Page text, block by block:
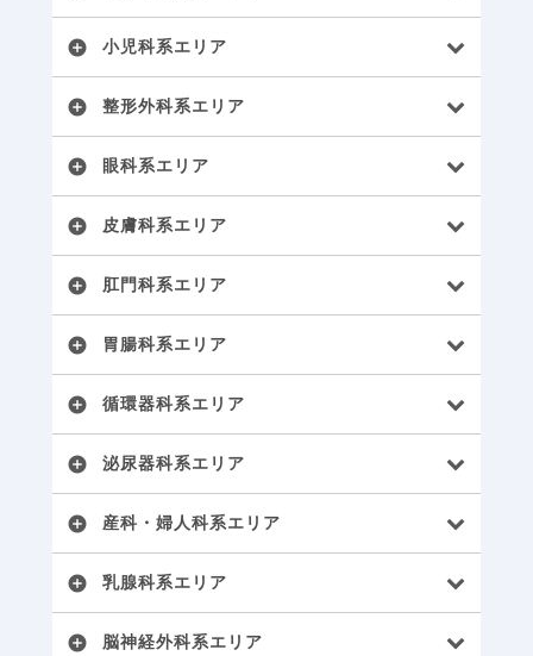
add_circle 小児科系エリア
add_circle 整形外科系エリア
add_circle 眼科系エリア
add_circle 皮膚科系エリア
add_circle 肛門科系エリア
add_circle 胃腸科系エリア
add_circle 循環器科系エリア
add_circle 泌尿器科系エリア
add_circle 産科・婦人科系エリア
add_circle 乳腺科系エリア
add_circle 脳神経外科系エリア